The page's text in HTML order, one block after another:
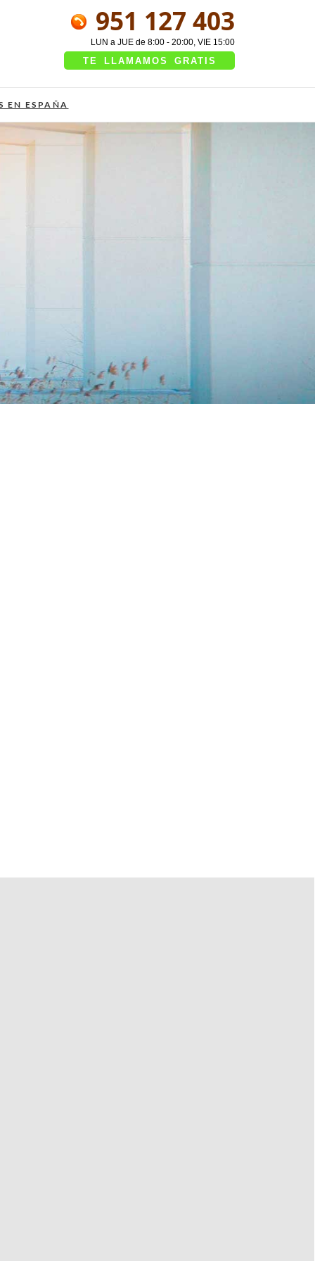
951 127 403
LUN a JUE de 8:00 - 20:00, VIE 15:00
TE LLAMAMOS GRATIS
EN ESPAÑA